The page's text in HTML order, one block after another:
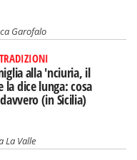
Garofalo
alla 'nciuria, il
la dice lunga: cosa
(in Sicilia)
La Valle